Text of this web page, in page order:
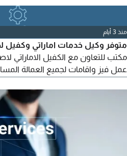
عالي المستوى للمشروع والموقع
(دراسة مالية متكاملة) خطة تمويل
والضعف والتحديات والفرص
منذ 3 أيام
متوفر وكيل خدمات اماراتي
مكتب للتعاون مع الكفيل الاماراتي
عمل فيز واقامات لجميع العمالة